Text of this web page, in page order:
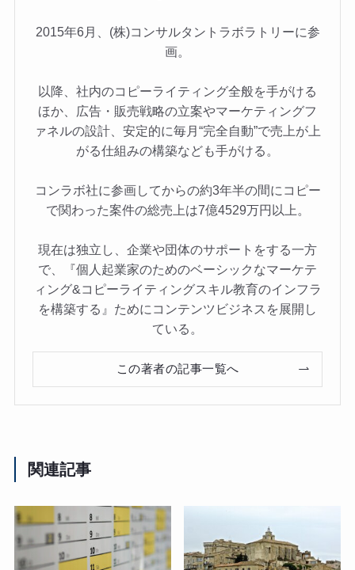
2015年6月、(株)コンサルタントラボラトリーに参
画。
以降、社内のコピーライティング全般を手がける
ほか、広告・販売戦略の立案やマーケティングフ
ァネルの設計、安定的に毎月“完全自動”で売上が上
がる仕組みの構築なども手がける。
コンラボ社に参画してからの約3年半の間にコピー
で関わった案件の総売上は7億4529万円以上。
現在は独立し、企業や団体のサポートをする一方
で、『個人起業家のためのベーシックなマーケテ
ィング&コピーライティングスキル教育のインフラ
を構築する』ためにコンテンツビジネスを展開し
ている。
この著者の記事一覧へ
関連記事